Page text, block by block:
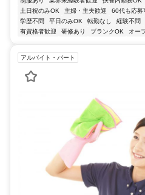
土日祝のみOK
主婦・主夫歓迎 60代も応募
学歴不問
平日のみOK 転勤なし 経験不問
有資格者歓迎
研修あり ブランクOK オー
アルバイト・パート